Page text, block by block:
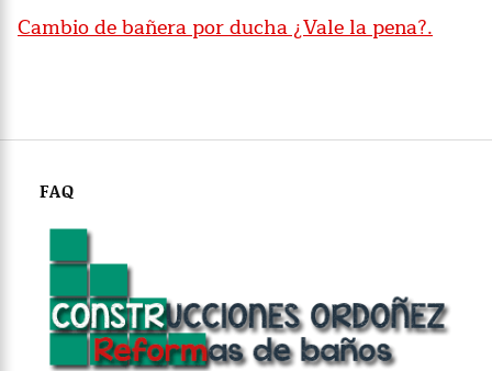
Cambio de bañera por ducha ¿Vale la pena?.
FAQ